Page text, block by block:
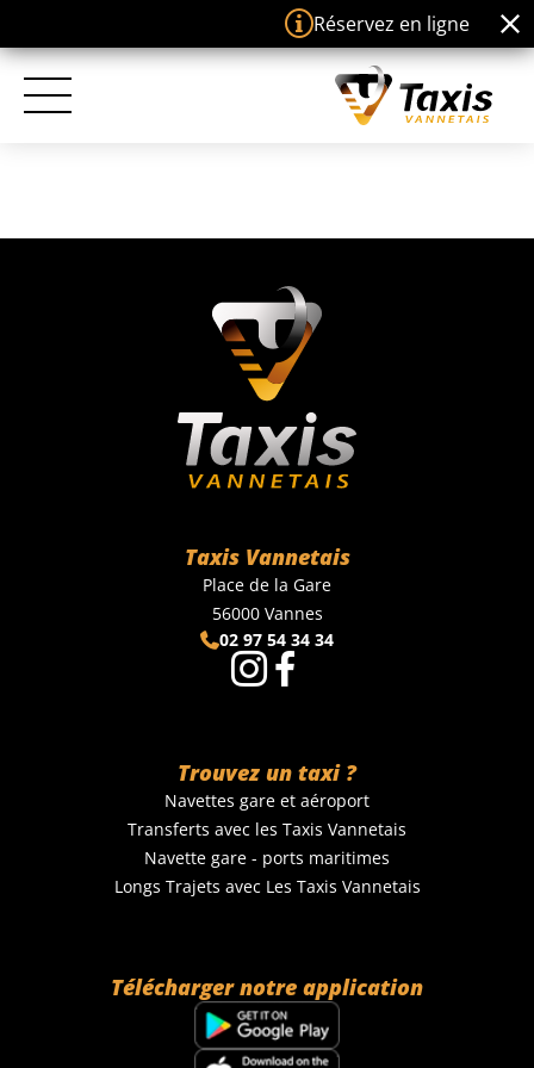
Réservez en ligne ou
TROUVEZ-NOUS
TARIFS
PRESTATIONS
Contactez-nous
Taxis Vannetais
Place de la Gare
56000 Vannes
02 97 54 34 34
Trouvez un taxi ?
Navettes gare et aéroport
Transferts avec les Taxis Vannetais
Navette gare - ports maritimes
Longs Trajets avec Les Taxis Vannetais
Télécharger notre application
Panneau de gestion des cookies